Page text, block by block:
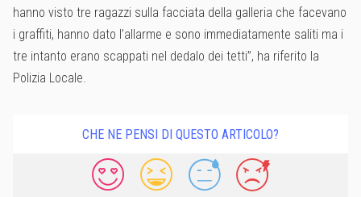
hanno visto tre ragazzi sulla facciata della galleria che facevano
i graffiti, hanno dato l’allarme e sono immediatamente saliti ma i
tre intanto erano scappati nel dedalo dei tetti”, ha riferito la
Polizia Locale.
CHE NE PENSI DI QUESTO ARTICOLO?